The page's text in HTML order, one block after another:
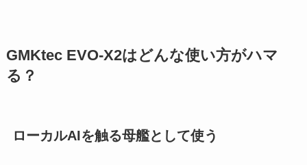
GMKtec EVO-X2はどんな使い方がハマ
る？
ローカルAIを触る母艦として使う